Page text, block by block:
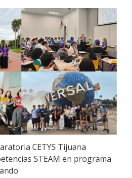
CETYS Tijuana
STEAM en programa